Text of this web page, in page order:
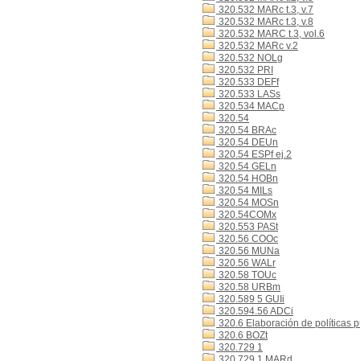
320.532 MARc t.3, v.7
320.532 MARc t.3, v.8
320.532 MARC t.3, vol.6
320.532 MARc v.2
320.532 NOLg
320.532 PRI
320.533 DEFf
320.533 LASs
320.534 MACp
320.54
320.54 BRAc
320.54 DEUn
320.54 ESPf ej.2
320.54 GELn
320.54 HOBn
320.54 MILs
320.54 MOSn
320.54COMx
320.553 PASt
320.56 COOc
320.56 MUNa
320.56 WALr
320.58 TOUc
320.58 URBm
320.589 5 GUIi
320.594.56 ADCi
320.6 Elaboración de políticas
320.6 BOZt
320.729 1